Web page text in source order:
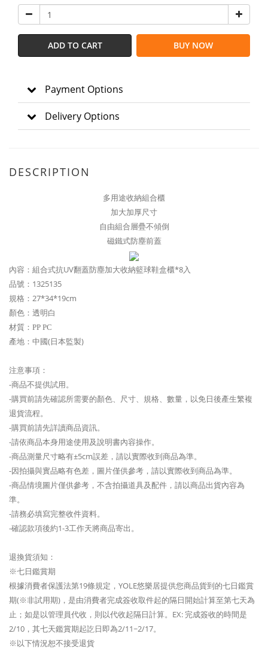
ADD TO CART BUY NOW
Payment Options
Delivery Options
DESCRIPTION
多用途收納組合櫃
加大加厚尺寸
自由組合層疊不傾倒
磁鐵式防塵前蓋
內容： 組合式抗UV翻蓋防塵加大收納籃球鞋盒櫃*8入
品號： 1325135
規格：27*34*19cm
顏色：透明白
材質： PP PC
產地：中國(日本監製)
注意事項：
-商品不提供試用。
-購買前請先確認所需要的顏色、尺寸、規格、數量，以免日後產生繁複
退貨流程。
-購買前請先詳讀商品資訊。
-請依商品本身用途使用及說明書內容操作。
-商品測量尺寸略有±5cm誤差，請以實際收到商品為準。
-因拍攝與實品略有色差，圖片僅供參考，請以實際收到商品為準。
-商品情境圖片僅供參考，不含拍攝道具及配件，請以商品出貨內容為
準。
-請務必填寫完整收件資料。
-確認款項後約1-3工作天將商品寄出。
退換貨須知：
※七日鑑賞期
根據消費者保護法第19條規定，YOLE悠樂居提供您商品貨到的七日鑑賞
期(※非試用期)，是由消費者完成簽收取件起的隔日開始計算至第七天為
止；如是以管理員代收，則以代收起隔日計算。EX: 完成簽收的時間是
2/10，其七天鑑賞期起訖日即為2/11~2/17。
※以下情況恕不接受退貨